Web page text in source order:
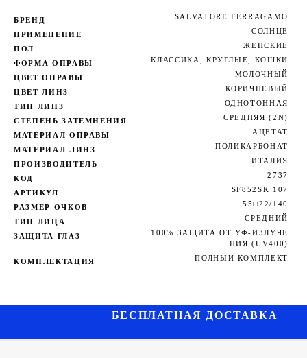
БРЕНД SALVATORE FERRAGAMO
ПРИМЕНЕНИЕ СОЛНЦЕ
ПОЛ ЖЕНСКИЕ
ФОРМА ОПРАВЫ КЛАССИКА КРУГЛЫЕ КОШКИ
ЦВЕТ ОПРАВЫ МОЛОЧНЫЙ
ЦВЕТ ЛИНЗ КОРИЧНЕВЫЙ
ТИП ЛИНЗ ОДНОТОННАЯ
СТЕПЕНЬ ЗАТЕМНЕНИЯ СРЕДНЯЯ (2N)
МАТЕРИАЛ ОПРАВЫ АЦЕТАТ
МАТЕРИАЛ ЛИНЗ ПОЛИКАРБОНАТ
ПРОИЗВОДИТЕЛЬ ИТАЛИЯ
КОД 2737
АРТИКУЛ SF852SK 107
РАЗМЕР ОЧКОВ 55□22/140
ТИП ЛИЦА СРЕДНИЙ
ЗАЩИТА ГЛАЗ
100% ЗАЩИТА ОТ УФ-ИЗЛУЧЕ
НИЯ (UV400)
КОМПЛЕКТАЦИЯ ПОЛНЫЙ КОМПЛЕКТ
БЕСПЛАТНАЯ ДОСТАВКА